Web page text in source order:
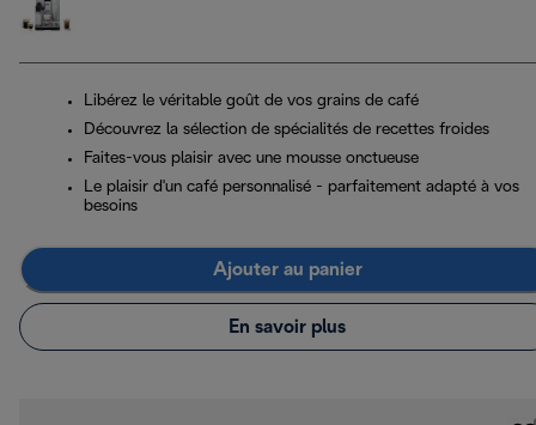
Libérez le véritable goût de vos grains de café
Découvrez la sélection de spécialités de recettes froides
Faites-vous plaisir avec une mousse onctueuse
Le plaisir d'un café personnalisé - parfaitement adapté à vos
besoins
Ajouter au panier
En savoir plus